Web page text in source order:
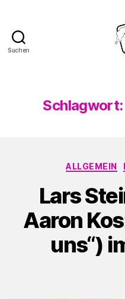
Suchen
Schlagwort:
ALLGEMEIN
Lars
Aaron
uns“)